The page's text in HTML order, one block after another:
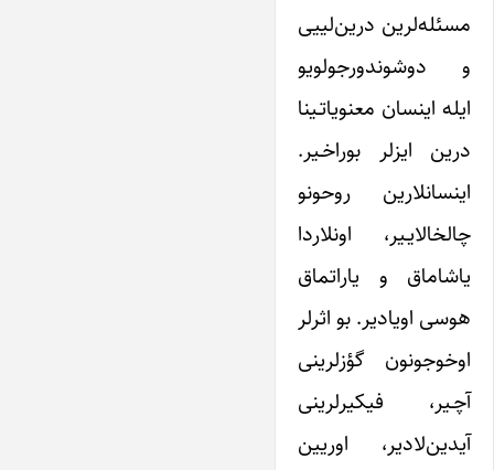
مسئله‌لرین درین‌لییی
و دوشوندورجولویو
ایله اینسان معنویاتـینا
درین ایزلر بوراخـیر.
اینسانلارین روحونو
چالخالایـیر، اونلاردا
یاشاماق و یاراتماق
هوسی اویادیر. بو اثرلر
اوخوجونون گؤز‌لرینی
آچـیر، فیکیرلرینی
آیدین‌لادیر، اور‌یین